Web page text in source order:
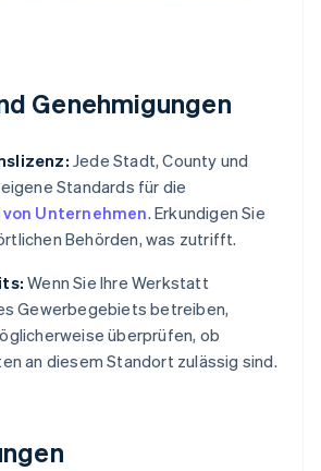
Genehmigungen
Jede Stadt, County und
Standards für die
Unternehmen. Erkundigen Sie
Behörden, was zutrifft.
Wenn Sie Ihre Werkstatt
Gewerbegebiets betreiben,
überprüfen, ob
an diesem Standort zulässig sind.